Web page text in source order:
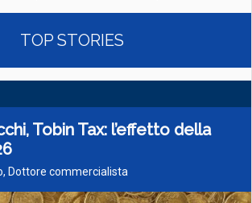
TOP STORIES
Tobin Tax: l’effetto della
Dottore commercialista